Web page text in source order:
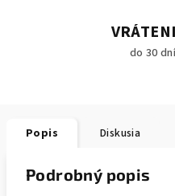
do 30
Popis Diskusia
Podrobný popis